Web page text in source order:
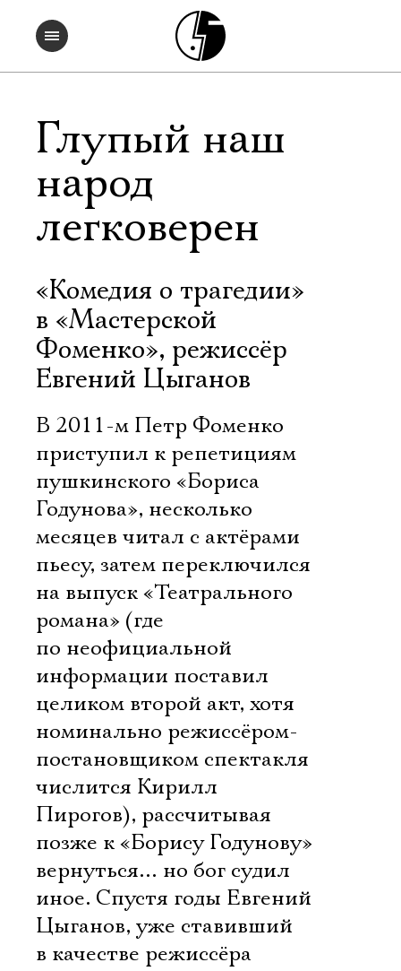
Глупый наш
народ
легковерен
«Комедия о трагедии»
в «Мастерской
Фоменко», режиссёр
Евгений Цыганов
В 2011-м Петр Фоменко
приступил к репетициям
пушкинского «Бориса
Годунова», несколько
месяцев читал с актёрами
пьесу, затем переключился
на выпуск «Театрального
романа» (где
по неофициальной
информации поставил
целиком второй акт, хотя
номинально режиссёром-
постановщиком спектакля
числится Кирилл
Пирогов), рассчитывая
позже к «Борису Годунову»
вернуться… но бог судил
иное. Спустя годы Евгений
Цыганов, уже ставивший
в качестве режиссёра